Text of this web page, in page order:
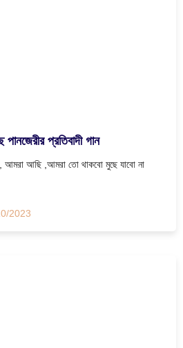
প্রতিবাদী গান
আমরা আছি ,আমরা তো থাকবো মুছে যাবো না
2023